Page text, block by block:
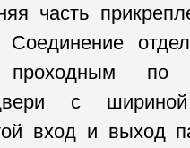
часть
Соединение
проходным
двери с
вход и выход